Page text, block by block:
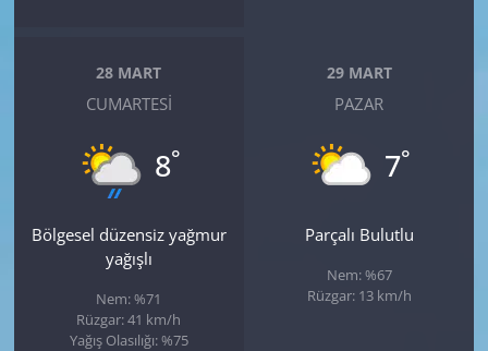
28 MART
CUMARTESI
8°
Bölgesel düzensiz yağmur
yağışlı
Nem: %71
Rüzgar: 41 km/h
Yağış Olasılığı: %75
29 MART
PAZAR
7°
Parçalı Bulutlu
Nem: %67
Rüzgar: 13 km/h